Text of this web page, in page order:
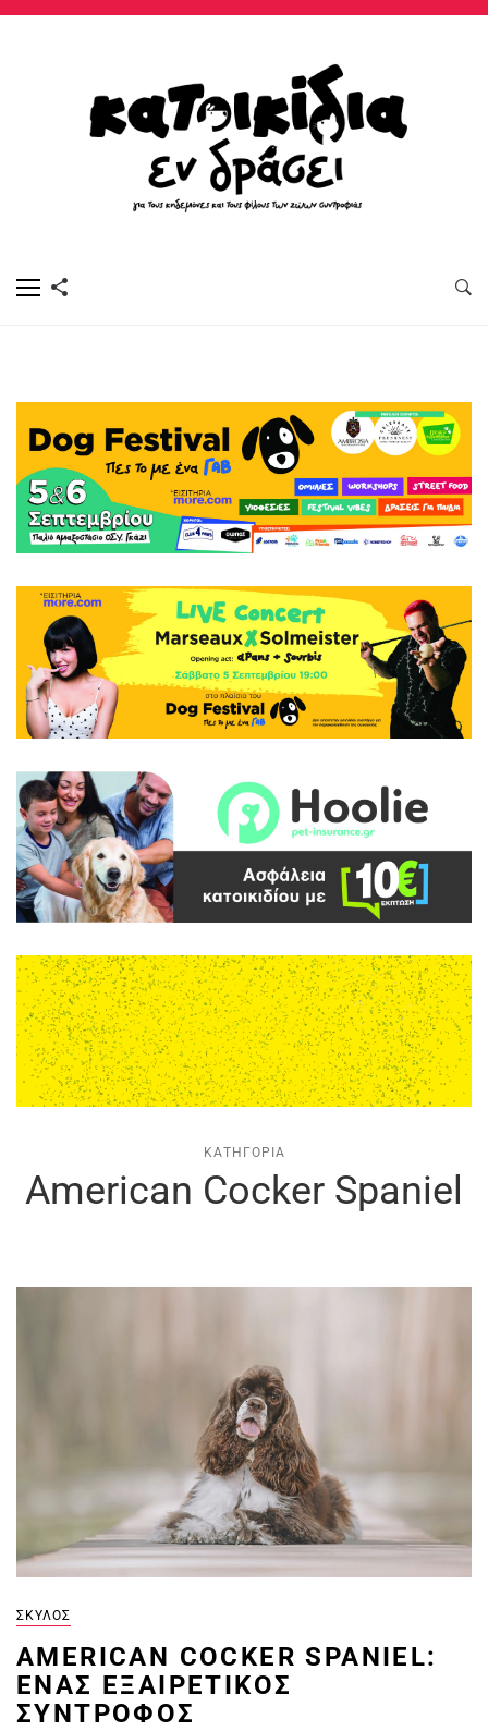
ΚΑΤΗΓΟΡΊΑ
American Cocker Spaniel
ΣΚΎΛΟΣ
AMERICAN COCKER SPANIEL:
ΈΝΑΣ ΕΞΑΙΡΕΤΙΚΌΣ
ΣΎΝΤΡΟΦΟΣ